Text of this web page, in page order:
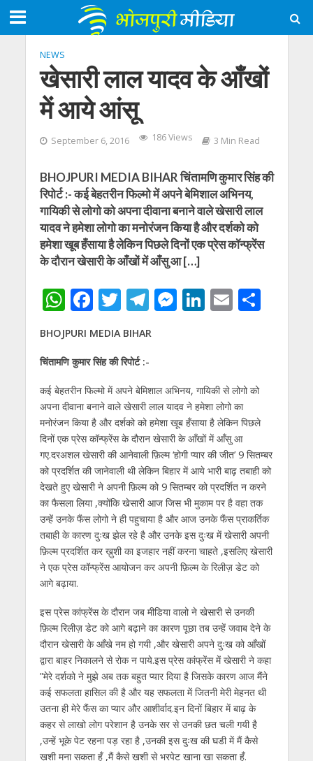
NEWS
खेसारी लाल यादव के आँखों
में आये आंसू
September 6, 2016 186 Views 3 Min Read
BHOJPURI MEDIA BIHAR चिंतामणि कुमार सिंह की
रिपोर्ट :- कई बेहतरीन फिल्मो में अपने बेमिशाल अभिनय,
गायिकी से लोगो को अपना दीवाना बनाने वाले खेसारी लाल
यादव ने हमेशा लोगो का मनोरंजन किया है और दर्शको को
हमेशा खूब हँसाया है लेकिन पिछले दिनों एक प्रेस कॉन्फ्रेंस
के दौरान खेसारी के आँखों में आँसु आ […]
W
h
at
s
A
p
p
F
ac
e
b
o
o
k
T
w
itt
er
T
el
e
gr
a
m
M
n
g
er
Li
dI
n
E S
BHOJPURI MEDIA BIHAR
चिंतामणि कुमार सिंह की रिपोर्ट :-
कई बेहतरीन फिल्मो में अपने बेमिशाल अभिनय, गायिकी से लोगो को
अपना दीवाना बनाने वाले खेसारी लाल यादव ने हमेशा लोगो का
मनोरंजन किया है और दर्शको को हमेशा खूब हँसाया है लेकिन पिछले
दिनों एक प्रेस कॉन्फ्रेंस के दौरान खेसारी के आँखों में आँसु आ
गए.दरअशल खेसारी की आनेवाली फ़िल्म ‘होगी प्यार की जीत’ 9 सितम्बर
को प्रदर्शित की जानेवाली थी लेकिन बिहार में आये भारी बाढ़ तबाही को
देखते हुए खेसारी ने अपनी फ़िल्म को 9 सितम्बर को प्रदर्शित न करने
का फैसला लिया ,क्योंकि खेसारी आज जिस भी मुकाम पर है वहा तक
उन्हें उनके फैंस लोगो ने ही पहुचाया है और आज उनके फैंस प्राकर्तिक
तबाही के कारण दुःख झेल रहे है और उनके इस दुःख में खेसारी अपनी
फ़िल्म प्रदर्शित कर ख़ुशी का इजहार नहीं करना चाहते ,इसलिए खेसारी
ने एक प्रेस कॉन्फ्रेंस आयोजन कर अपनी फ़िल्म के रिलीज़ डेट को
आगे बढ़ाया.
इस प्रेस कांफ्रेंस के दौरान जब मीडिया वालो ने खेसारी से उनकी
फ़िल्म रिलीज़ डेट को आगे बढ़ाने का कारण पूछा तब उन्हें जवाब देने के
दौरान खेसारी के आँखे नम हो गयी ,और खेसारी अपने दुःख को आँखों
द्वारा बाहर निकालने से रोक न पाये.इस प्रेस कांफ्रेंस में खेसारी ने कहा
”मेरे दर्शको ने मुझे अब तक बहुत प्यार दिया है जिसके कारण आज मैंने
कई सफलता हासिल की है और यह सफलता में जितनी मेरी मेहनत थी
उतना ही मेरे फैंस का प्यार और आशीर्वाद.इन दिनों बिहार में बाढ़ के
कहर से लाखो लोग परेशान है उनके सर से उनकी छत चली गयी है
,उन्हें भूके पेट रहना पड़ रहा है ,उनकी इस दुःख की घडी में मैं कैसे
ख़ुशी मना सकता हूँ ,मैं कैसे ख़ुशी से भरपेट खाना खा सकता हूँ.